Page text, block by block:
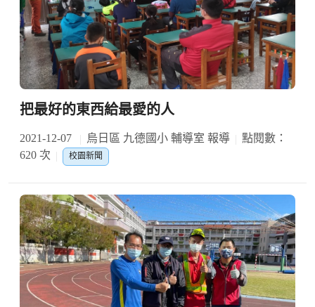
把最好的東西給最愛的人
2021-12-07 烏日區 九德國小 輔導室 報導
點閱數：
620 次
校園新聞